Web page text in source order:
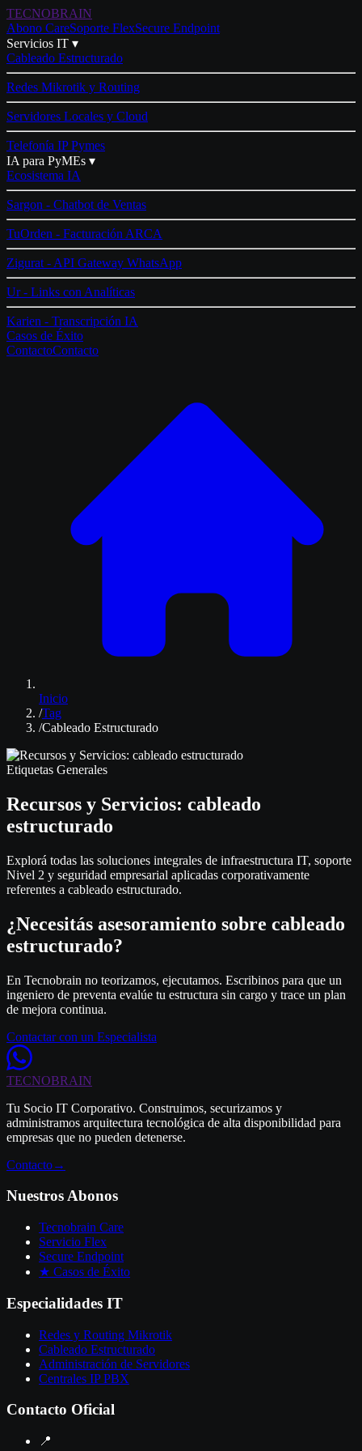
TECNOBRAIN
Abono CareSoporte FlexSecure Endpoint
Servicios IT ▾
Cableado Estructurado
Redes Mikrotik y Routing
Servidores Locales y Cloud
Telefonía IP Pymes
IA para PyMEs ▾
Ecosistema IA
Sargon - Chatbot de Ventas
TuOrden - Facturación ARCA
Zigurat - API Gateway WhatsApp
Ur - Links con Analíticas
Karien - Transcripción IA
Casos de Éxito
ContactoContacto
Inicio
/Tag
/Cableado Estructurado
Etiquetas Generales
Recursos y Servicios: cableado
estructurado
Explorá todas las soluciones integrales de infraestructura IT, soporte
Nivel 2 y seguridad empresarial aplicadas corporativamente
referentes a cableado estructurado.
¿Necesitás asesoramiento sobre cableado
estructurado?
En Tecnobrain no teorizamos, ejecutamos. Escribinos para que un
ingeniero de preventa evalúe tu estructura sin cargo y trace un plan
de mejora continua.
Contactar con un Especialista
TECNOBRAIN
Tu Socio IT Corporativo. Construimos, securizamos y
administramos arquitectura tecnológica de alta disponibilidad para
empresas que no pueden detenerse.
Contacto→
Nuestros Abonos
Tecnobrain Care
Servicio Flex
Secure Endpoint
★ Casos de Éxito
Especialidades IT
Redes y Routing Mikrotik
Cableado Estructurado
Administración de Servidores
Centrales IP PBX
Contacto Oficial
📍